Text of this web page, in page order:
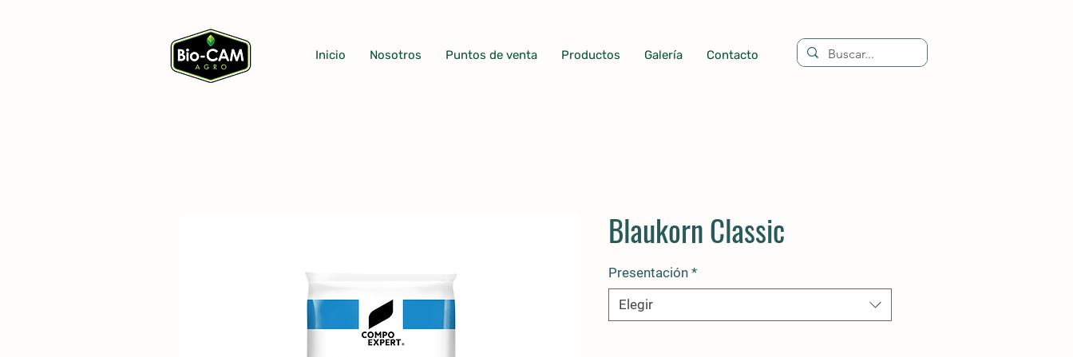
Inicio Nosotros Puntos de venta Productos Galería Contacto
Blaukorn Classic
Presentación *
Elegir